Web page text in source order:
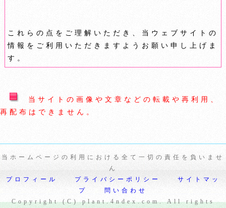
これらの点をご理解いただき、当ウェブサイトの
情報をご利用いただきますようお願い申し上げま
す。
当サイトの画像や文章などの転載や再利用、
再配布はできません。
当ホームページの利用における全て一切の責任を負いませ
ん
プロフィール
プライバシーポリシー
サイトマッ
プ
問い合わせ
Copyright (C) plant.4ndex.com. All rights